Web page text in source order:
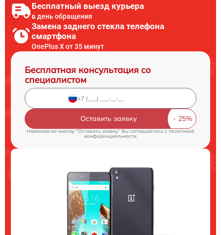
Бесплатный выезд курьера
в день обращения
Замена заднего стекла телефона
смартфона
OnePlus X от 35 минут
Бесплатная консультация со
специалистом
Оставить заявку
Нажимая на кнопку "Оставить заявку" Вы соглашаетесь c политикой
конфиденциальности